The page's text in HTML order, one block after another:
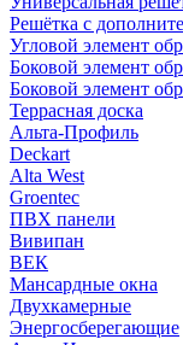
Решётка с
Угловой элемент
Боковой элемент
Боковой элемент
Террасная доска
Альта-Профиль
Deckart
Alta West
Groentec
ПВХ панели
Вивипан
ВЕК
Мансардные окна
Двухкамерные
Энергосберегающие